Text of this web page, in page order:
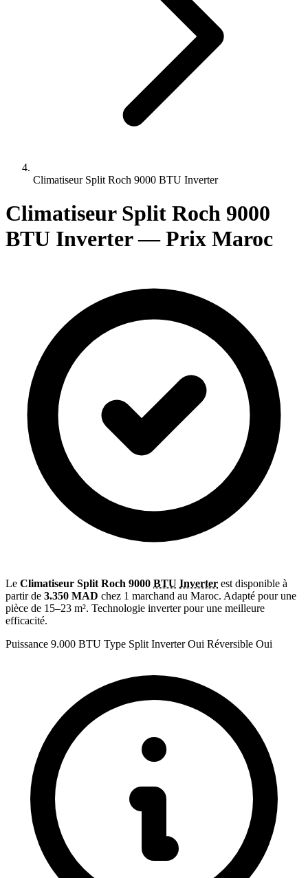
Climatiseur Split Roch 9000 BTU Inverter
Climatiseur Split Roch 9000
BTU Inverter — Prix Maroc
Le Climatiseur Split Roch 9000 BTU Inverter est disponible à
partir de 3.350 MAD chez 1 marchand au Maroc. Adapté pour une
pièce de 15–23 m². Technologie inverter pour une meilleure
efficacité.
Puissance 9.000 BTU Type Split Inverter Oui Réversible Oui